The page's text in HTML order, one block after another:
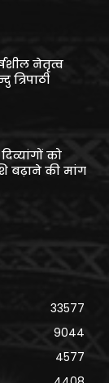
नेतृत्व
को
बढ़ाने की मांग
33577
9044
4577